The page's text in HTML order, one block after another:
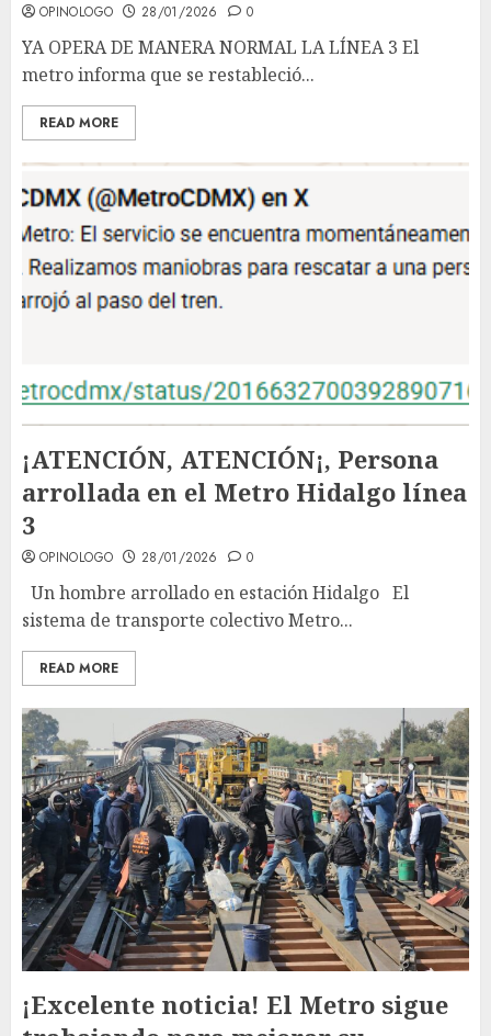
OPINOLOGO 28/01/2026 0
YA OPERA DE MANERA NORMAL LA LÍNEA 3 El
metro informa que se restableció...
READ MORE
¡ATENCIÓN, ATENCIÓN¡, Persona
arrollada en el Metro Hidalgo línea
3
OPINOLOGO 28/01/2026 0
Un hombre arrollado en estación Hidalgo El
sistema de transporte colectivo Metro...
READ MORE
¡Excelente noticia! El Metro sigue